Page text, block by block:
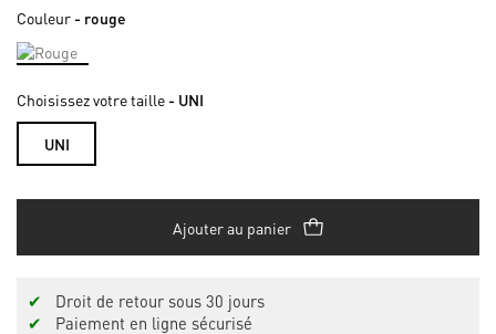
Couleur - rouge
Choisissez votre taille - UNI
UNI
Ajouter au panier
✔
Droit de retour sous 30 jours
✔
Paiement en ligne sécurisé